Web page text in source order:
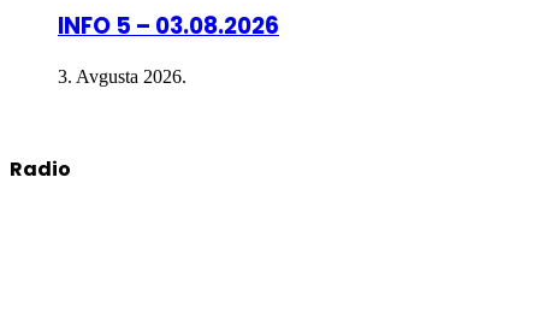
INFO 5 – 03.08.2026
3. Avgusta 2026.
Radio